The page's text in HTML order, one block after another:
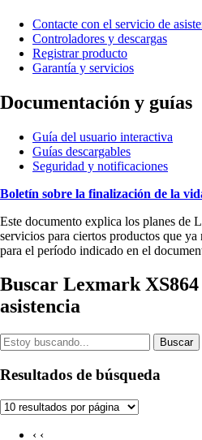
Contacte con el servicio de
Controladores y descargas
Registrar producto
Garantía y servicios
Documentación y guías
Guía del usuario interactiva
Guías descargables
Seguridad y notificaciones
Boletín sobre la finalización de la
Este documento explica los planes de
servicios para ciertos productos que
para el período indicado en el
Buscar Lexmark
asistencia
Buscar
Resultados de búsqueda
‹ ‹